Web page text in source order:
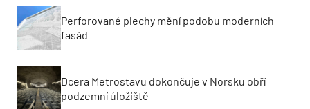
Perforované plechy mění podobu moderních
fasád
Dcera Metrostavu dokončuje v Norsku obří
podzemní úložiště